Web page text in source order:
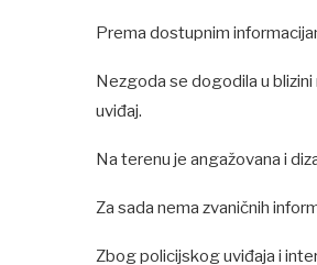
Prema dostupnim
Nezgoda se dogodila u blizini
uviđaj.
Na terenu je angažovana i
Za sada nema zvaničnih
Zbog policijskog uviđaja i